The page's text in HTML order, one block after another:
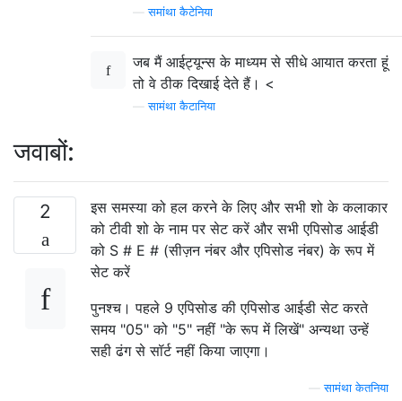
—समांथा कैटेनिया
जब मैं आईट्यून्स के माध्यम से सीधे आयात करता हूं
तो वे ठीक दिखाई देते हैं। <
—सामंथा कैटानिया
जवाबों:
2
इस समस्या को हल करने के लिए और सभी शो के कलाकार
को टीवी शो के नाम पर सेट करें और सभी एपिसोड आईडी
को S # E # (सीज़न नंबर और एपिसोड नंबर) के रूप में
सेट करें
पुनश्च। पहले 9 एपिसोड की एपिसोड आईडी सेट करते
समय "05" को "5" नहीं "के रूप में लिखें" अन्यथा उन्हें
सही ढंग से सॉर्ट नहीं किया जाएगा।
—सामंथा केतनिया